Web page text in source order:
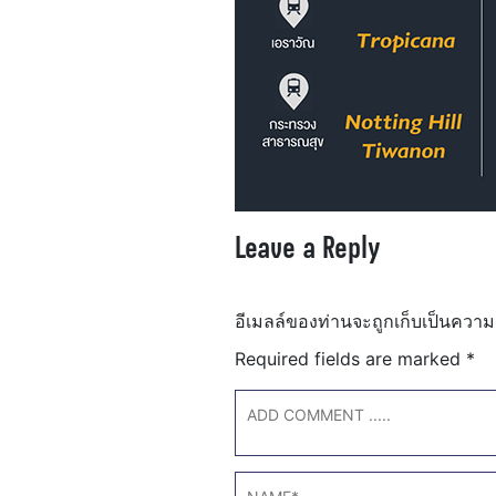
Leave a Reply
อีเมลล์ของท่านจะถูกเก็บเป็นควา
Required fields are marked *